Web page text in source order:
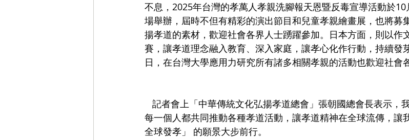
不息，2025年台灣的孝萬人孝親洗腳報天恩暨反毒宣導活動於
場舉辦，屆時不但有精彩的演出節目和兒童孝親繪畫展，也將募
揚孝道的素材，歡迎社會各界人士踴躍參加。日本方面，則以作
賽，讓孝道理念融入教育、深入家庭，讓孝心化作行動，持續發
日，在台灣大學應用力研究所有諸多相關孝親的活動也歡
每一個人都共同推動各種孝道活動，讓孝道精神在全球流傳，讓
全球發孝」 的願景大步前行。